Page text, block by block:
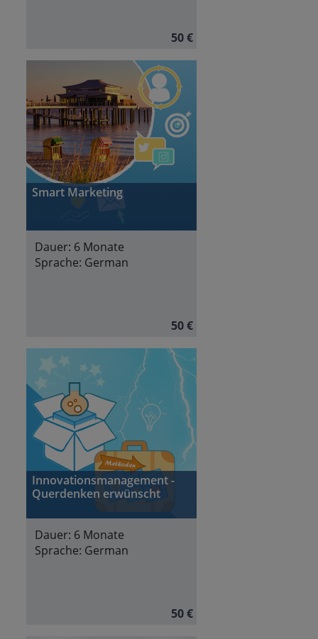
50 €
Smart Marketing
Dauer: 6 Monate
Sprache: German
50 €
Innovationsmanagement -
Querdenken erwünscht
Dauer: 6 Monate
Sprache: German
50 €